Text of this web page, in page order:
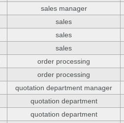
sales manager
sales
sales
sales
order processing
order processing
quotation department manager
quotation department
quotation department